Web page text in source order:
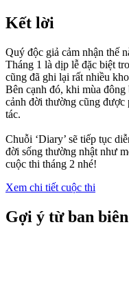
Kết lời
Quý độc giả cảm nhận thế
Tháng 1 là dịp lễ đặc biệt
cũng đã ghi lại rất nhiều
Bên cạnh đó, khi mùa
cảnh đời thường cũng được
tác.
Chuỗi ‘Diary’ sẽ tiếp tục
đời sống thường nhật như
cuộc thi tháng 2 nhé!
Xem chi tiết cuộc thi
Gợi ý từ ban